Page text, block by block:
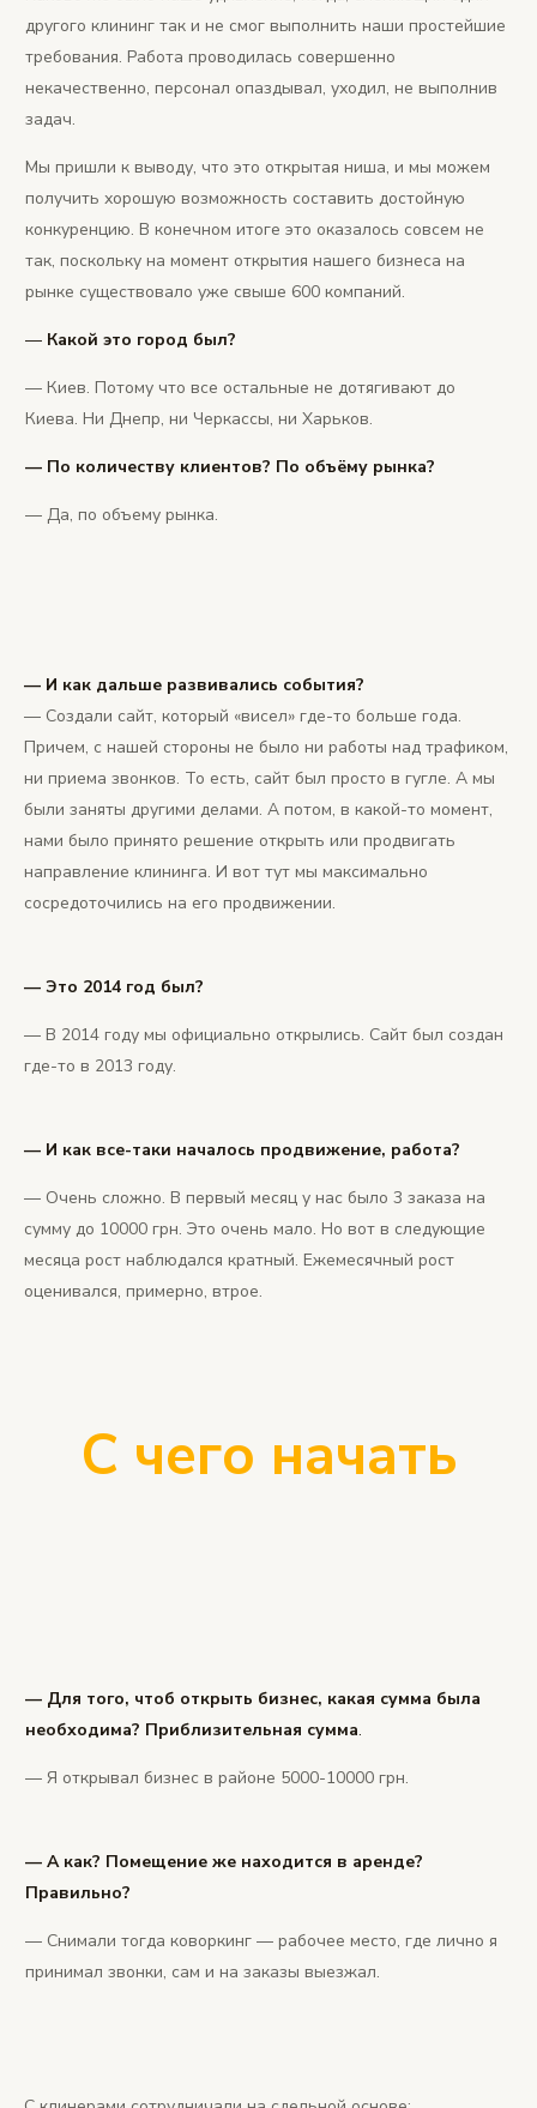
другого клининг так и не смог выполнить наши простейшие
требования. Работа проводилась совершенно
некачественно, персонал опаздывал, уходил, не выполнив
задач.
Мы пришли к выводу, что это открытая ниша, и мы можем
получить хорошую возможность составить достойную
конкуренцию. В конечном итоге это оказалось совсем не
так, поскольку на момент открытия нашего бизнеса на
рынке существовало уже свыше 600 компаний.
— Какой это город был?
— Киев. Потому что все остальные не дотягивают до
Киева. Ни Днепр, ни Черкассы, ни Харьков.
— По количеству клиентов? По объёму рынка?
— Да, по объему рынка.
— И как дальше развивались события?
— Создали сайт, который «висел» где-то больше года.
Причем, с нашей стороны не было ни работы над трафиком,
ни приема звонков. То есть, сайт был просто в гугле. А мы
были заняты другими делами. А потом, в какой-то момент,
нами было принято решение открыть или продвигать
направление клининга. И вот тут мы максимально
сосредоточились на его продвижении.
— Это 2014 год был?
— В 2014 году мы официально открылись. Сайт был создан
где-то в 2013 году.
— И как все-таки началось продвижение, работа?
— Очень сложно. В первый месяц у нас было 3 заказа на
сумму до 10000 грн. Это очень мало. Но вот в следующие
месяца рост наблюдался кратный. Ежемесячный рост
оценивался, примерно, втрое.
С чего начать
— Для того, чтоб открыть бизнес, какая сумма была
необходима? Приблизительная сумма.
— Я открывал бизнес в районе 5000-10000 грн.
— А как? Помещение же находится в аренде?
Правильно?
— Снимали тогда коворкинг — рабочее место, где лично я
принимал звонки, сам и на заказы выезжал.